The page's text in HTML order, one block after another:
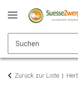
Zurück zur Liste